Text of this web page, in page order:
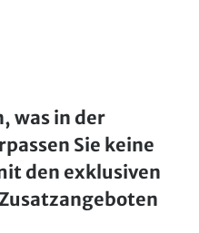
was in der
Sie keine
den exklusiven